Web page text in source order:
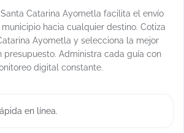
Santa Catarina Ayometla facilita el envío
hacia cualquier destino. Cotiza
Ayometla y selecciona la mejor
presupuesto. Administra cada guía con
digital constante.
en línea.